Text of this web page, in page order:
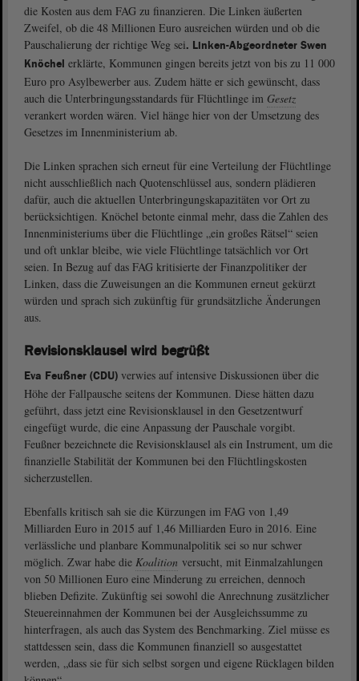
die Kosten aus dem FAG zu finanzieren. Die Linken äußerten
Zweifel, ob die 48 Millionen Euro ausreichen würden und ob die
Pauschalierung der richtige Weg sei. Linken-Abgeordneter Swen
Knöchel erklärte, Kommunen gingen bereits jetzt von bis zu 11 000
Euro pro Asylbewerber aus. Zudem hätte er sich gewünscht, dass
auch die Unterbringungsstandards für Flüchtlinge im Gesetz
verankert worden wären. Viel hänge hier von der Umsetzung des
Gesetzes im Innenministerium ab.
Die Linken sprachen sich erneut für eine Verteilung der Flüchtlinge
nicht ausschließlich nach Quotenschlüssel aus, sondern plädieren
dafür, auch die aktuellen Unterbringungskapazitäten vor Ort zu
berücksichtigen. Knöchel betonte einmal mehr, dass die Zahlen des
Innenministeriums über die Flüchtlinge „ein großes Rätsel“ seien
und oft unklar bleibe, wie viele Flüchtlinge tatsächlich vor Ort
seien. In Bezug auf das FAG kritisierte der Finanzpolitiker der
Linken, dass die Zuweisungen an die Kommunen erneut gekürzt
würden und sprach sich zukünftig für grundsätzliche Änderungen
aus.
Revisionsklausel wird begrüßt
Eva Feußner (CDU) verwies auf intensive Diskussionen über die
Höhe der Fallpausche seitens der Kommunen. Diese hätten dazu
geführt, dass jetzt eine Revisionsklausel in den Gesetzentwurf
eingefügt wurde, die eine Anpassung der Pauschale vorgibt.
Feußner bezeichnete die Revisionsklausel als ein Instrument, um die
finanzielle Stabilität der Kommunen bei den Flüchtlingskosten
sicherzustellen.
Ebenfalls kritisch sah sie die Kürzungen im FAG von 1,49
Milliarden Euro in 2015 auf 1,46 Milliarden Euro in 2016. Eine
verlässliche und planbare Kommunalpolitik sei so nur schwer
möglich. Zwar habe die Koalition versucht, mit Einmalzahlungen
von 50 Millionen Euro eine Minderung zu erreichen, dennoch
blieben Defizite. Zukünftig sei sowohl die Anrechnung zusätzlicher
Steuereinnahmen der Kommunen bei der Ausgleichssumme zu
hinterfragen, als auch das System des Benchmarking. Ziel müsse es
stattdessen sein, dass die Kommunen finanziell so ausgestattet
werden, „dass sie für sich selbst sorgen und eigene Rücklagen bilden